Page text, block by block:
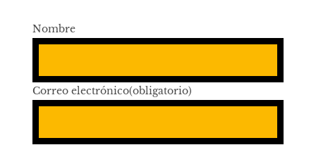
Nombre
Correo electrónico(obligatorio)